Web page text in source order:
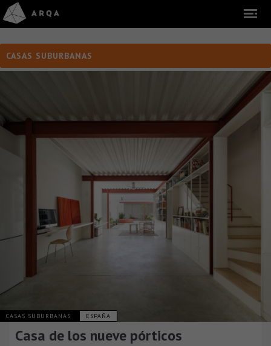
CASAS SUBURBANAS
CASAS SUBURBANAS ESPAÑA
Casa de los nueve pórticos